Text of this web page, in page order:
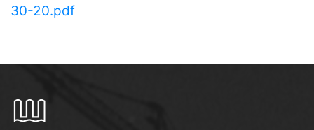
30-20.pdf